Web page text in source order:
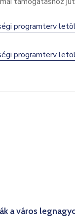
programterv
programterv
a város